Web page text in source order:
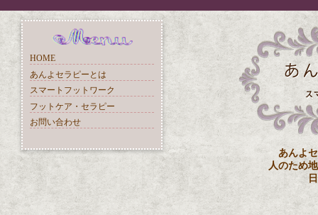
HOME
あんよセラピーとは
スマートフットワーク
フットケア・セラピー
お問い合わせ
あんよ
人のため